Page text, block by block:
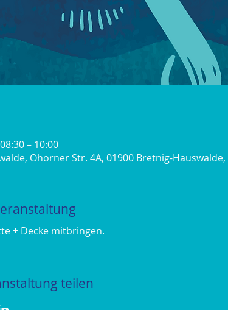
– 10:00
Ohorner Str. 4A, 01900 Bretnig-
+ Decke mitbringen.
teilen